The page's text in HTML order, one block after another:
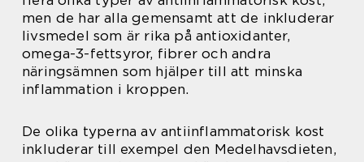
men de har alla gemensamt att de inkluderar
livsmedel som är rika på antioxidanter,
omega-3-fettsyror, fibrer och andra
näringsämnen som hjälper till att minska
inflammation i kroppen.
De olika typerna av antiinflammatorisk kost
inkluderar till exempel den Medelhavsdieten,